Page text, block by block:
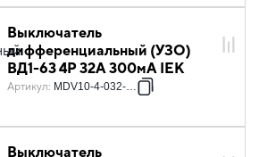
Выключатель
дифференциальный (УЗО)
ВД1-63 4Р 32А 300мА IEK
Артикул: MDV10-4-032-300
Выключатель